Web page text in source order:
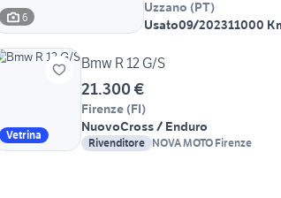
6
Uzzano (PT)
Usato09/202311000
Vetrina
Bmw R 12 G/S
21.300 €
Firenze (FI)
NuovoCross / Enduro
Rivenditore NOVA MOTO Firenze